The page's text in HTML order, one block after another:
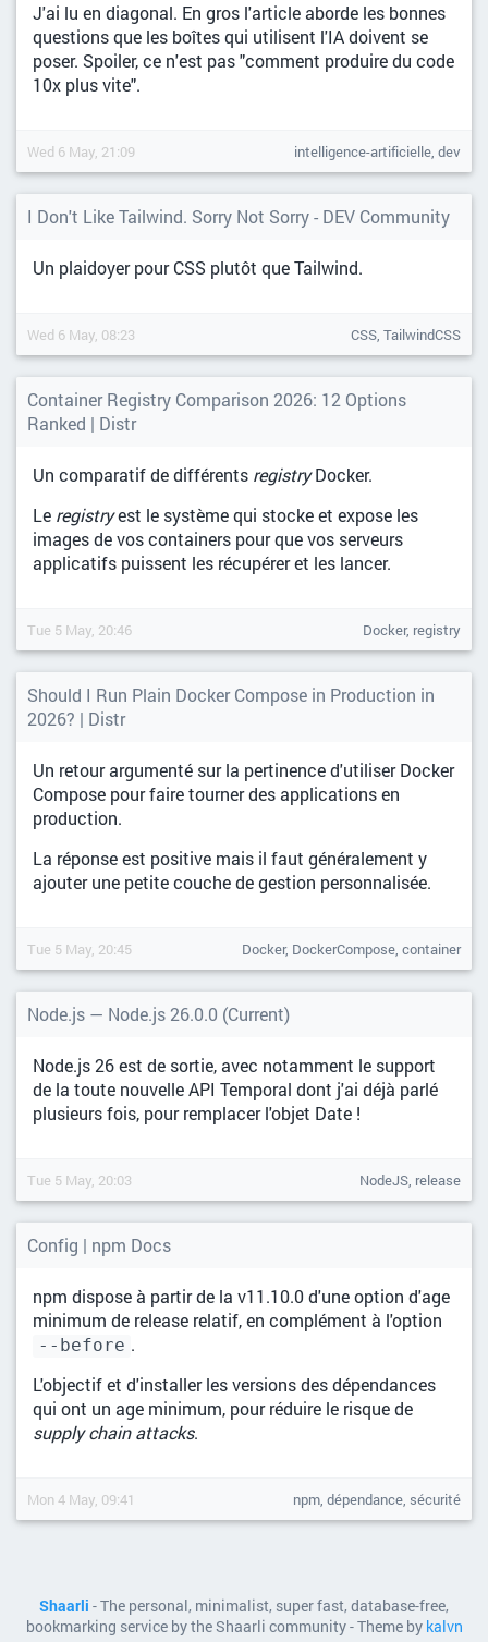
J'ai lu en diagonal. En gros l'article aborde les bonnes
questions que les boîtes qui utilisent l'IA doivent se
poser. Spoiler, ce n'est pas "comment produire du code
10x plus vite".
Wed 6 May, 21:09 intelligence-artificielle, dev
I Don't Like Tailwind. Sorry Not Sorry - DEV Community
Un plaidoyer pour CSS plutôt que Tailwind.
Wed 6 May, 08:23 CSS, TailwindCSS
Container Registry Comparison 2026: 12 Options
Ranked | Distr
Un comparatif de différents registryDocker.
Le registryest le système qui stocke et expose les
images de vos containers pour que vos serveurs
applicatifs puissent les récupérer et les lancer.
Tue 5 May, 20:46 Docker, registry
Should I Run Plain Docker Compose in Production in
2026? | Distr
Un retour argumenté sur la pertinence d'utiliser Docker
Compose pour faire tourner des applications en
production.
La réponse est positive mais il faut généralement y
ajouter une petite couche de gestion personnalisée.
Tue 5 May, 20:45 Docker, DockerCompose, container
Node.js — Node.js 26.0.0 (Current)
Node.js 26 est de sortie, avec notamment le support
de la toute nouvelle API Temporal dont j'ai déjà parlé
plusieurs fois, pour remplacer l'objet Date !
Tue 5 May, 20:03 NodeJS, release
Config | npm Docs
npm dispose à partir de la v11.10.0 d'une option d'age
minimum de release relatif, en complément à l'option
--before .
L'objectif et d'installer les versions des dépendances
qui ont un age minimum, pour réduire le risque de
supply chain attacks.
Mon 4 May, 09:41 npm, dépendance, sécurité
Shaarli - The personal, minimalist, super fast, database-free,
bookmarking service by the Shaarli community - Theme by kalvn